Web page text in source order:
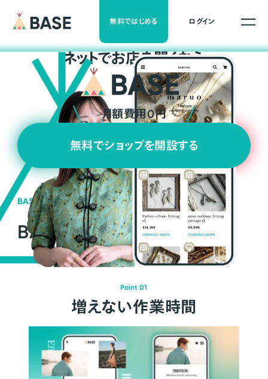
無料ではじめる ログイン
ネットでお店を開くなら
月額費用0円
無料でショップを開設する
BASEの強み
BASEが強い3つの理由
Point 01
増えない作業時間